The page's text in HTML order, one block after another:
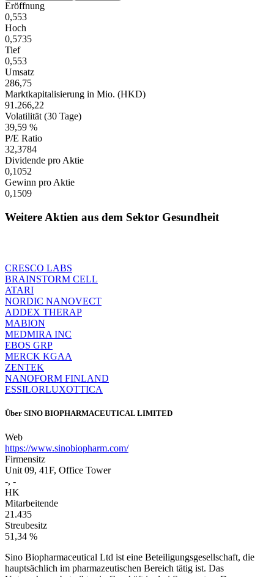
Eröffnung
0,553
Hoch
0,5735
Tief
0,553
Umsatz
286,75
Marktkapitalisierung in Mio. (HKD)
91.266,22
Volatilität (30 Tage)
39,59 %
P/E Ratio
32,3784
Dividende pro Aktie
0,1052
Gewinn pro Aktie
0,1509
Weitere Aktien aus dem Sektor Gesundheit
CRESCO LABS
BRAINSTORM CELL
ATARI
NORDIC NANOVECT
ADDEX THERAP
MABION
MEDMIRA INC
EBOS GRP
MERCK KGAA
ZENTEK
NANOFORM FINLAND
ESSILORLUXOTTICA
Über SINO BIOPHARMACEUTICAL LIMITED
Web
https://www.sinobiopharm.com/
Firmensitz
Unit 09, 41F, Office Tower
-, -
HK
Mitarbeitende
21.435
Streubesitz
51,34 %
Sino Biopharmaceutical Ltd ist eine Beteiligungsgesellschaft, die
hauptsächlich im pharmazeutischen Bereich tätig ist. Das